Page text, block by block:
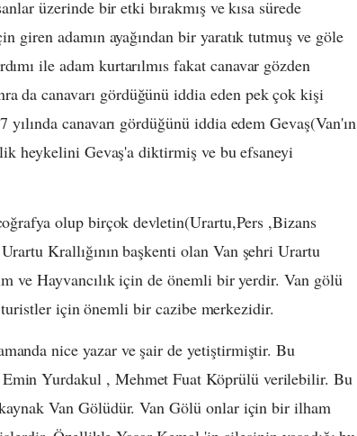
üzerinde bir etki bırakmış ve kısa sürede
giren adamın ayağından bir yaratık tutmuş ve göle
ile adam kurtarılmıs fakat canavar gözden
da canavarı gördüğünü iddia eden pek çok kişi
canavarı gördüğünü iddia edem Gevaş(Van'ın
heykelini Gevaş'a diktirmiş ve bu efsaneyi
olup birçok devletin(Urartu,Pers ,Bizans
Krallığının başkenti olan Van şehri Urartu
ve Hayvancılık için de önemli bir yerdir. Van gölü
için önemli bir cazibe merkezidir.
nice yazar ve şair de yetiştirmiştir. Bu
Yurdakul , Mehmet Fuat Köprülü verilebilir. Bu
Van Gölüdür. Van Gölü onlar için bir ilham